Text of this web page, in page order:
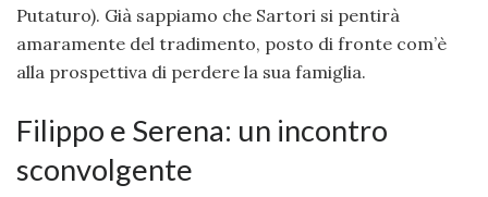
Putaturo). Già sappiamo che Sartori si pentirà
amaramente del tradimento, posto di fronte com’è
alla prospettiva di perdere la sua famiglia.
Filippo e Serena: un incontro
sconvolgente